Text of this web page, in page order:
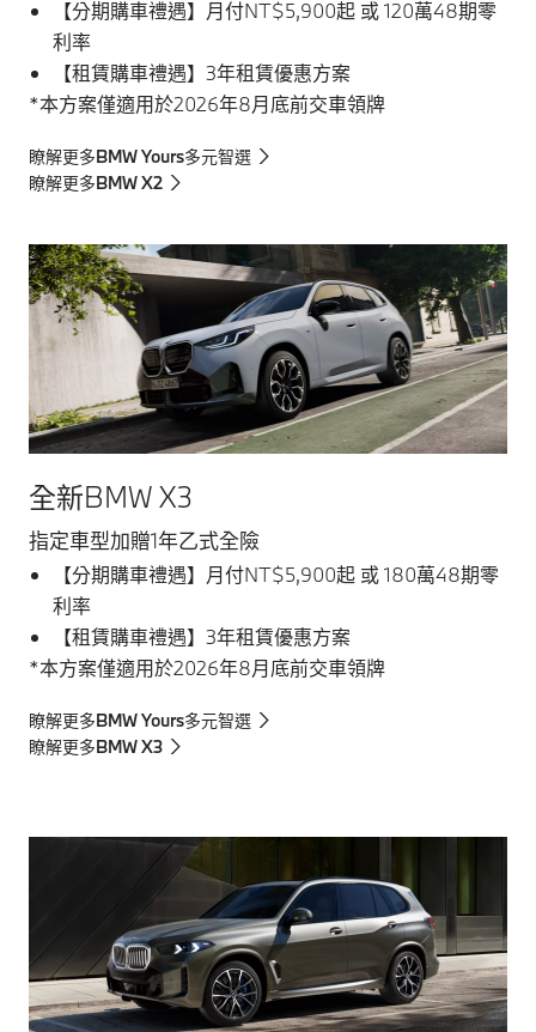
【分期購車禮遇】月付NT$5,900起 或 120萬48期零
利率
【租賃購車禮遇】3年租賃優惠方案
*本方案僅適用於2026年8月底前交車領牌
瞭解更多BMW Yours多元智選
瞭解更多BMW X2
全新BMW X3
指定車型加贈1年乙式全險
【分期購車禮遇】月付NT$5,900起 或 180萬48期零
利率
【租賃購車禮遇】3年租賃優惠方案
*本方案僅適用於2026年8月底前交車領牌
瞭解更多BMW Yours多元智選
瞭解更多BMW X3